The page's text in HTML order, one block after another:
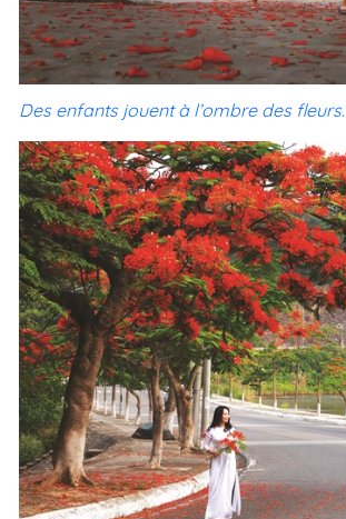
Des enfants jouent à l’ombre des fleurs.